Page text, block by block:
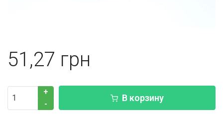
51,27
+
-
В корзину